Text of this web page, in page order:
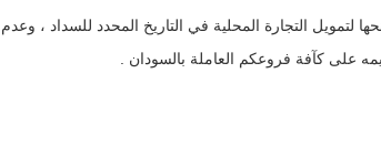
لتمويل التجارة المحلية في التاريخ المحدد للسداد ،
على كآفة فروعكم العاملة بالسودان .